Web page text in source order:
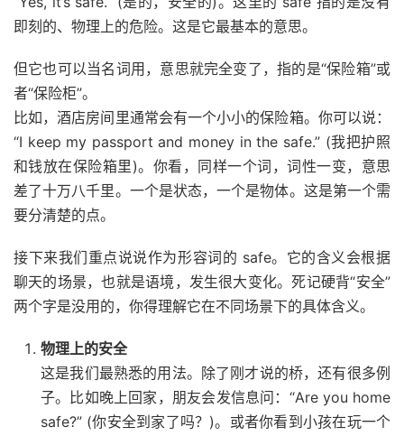
即刻的、物理上的危险。这是它最基本的意思。
但它也可以当名词用，意思就完全变了，指的是“保险箱”或
者“保险柜”。
比如，酒店房间里通常会有一个小小的保险箱。你可以说：
“I keep my passport and money in the safe.” (我把护照
和钱放在保险箱里)。你看，同样一个词，词性一变，意思
差了十万八千里。一个是状态，一个是物体。这是第一个需
要分清楚的点。
接下来我们重点说说作为形容词的 safe。它的含义会根据
聊天的场景，也就是语境，发生很大变化。死记硬背“安全”
两个字是没用的，你得理解它在不同场景下的具体含义。
物理上的安全
这是我们最熟悉的用法。除了刚才说的桥，还有很多例
子。比如晚上回家，朋友会发信息问：“Are you home
safe?” (你安全到家了吗？)。或者你看到小孩在玩一个